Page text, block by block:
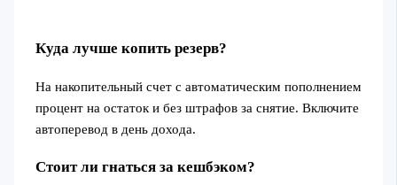
Куда лучше копить резерв?
На накопительный счет с автоматическим пополнением
процент на остаток и без штрафов за снятие. Включите
автоперевод в день дохода.
Стоит ли гнаться за кешбэком?